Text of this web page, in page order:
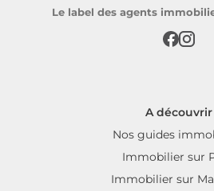
Le label des agents
A découvrir
Nos guides
Immobilier sur
Immobilier sur